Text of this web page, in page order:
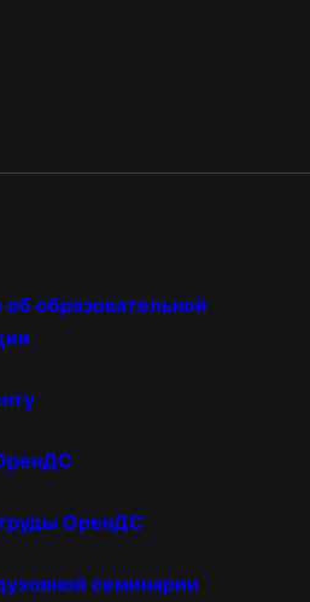
образовательной
ОренДС
семинарии